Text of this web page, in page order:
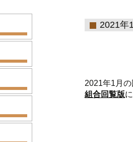
2021年
2021年1月の
組合回覧版